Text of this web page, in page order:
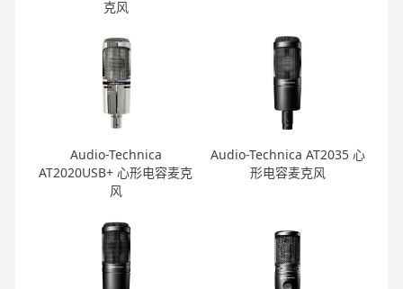
克风
Audio-Technica
AT2020USB+ 心形电容麦克
风
Audio-Technica AT2035 心
形电容麦克风